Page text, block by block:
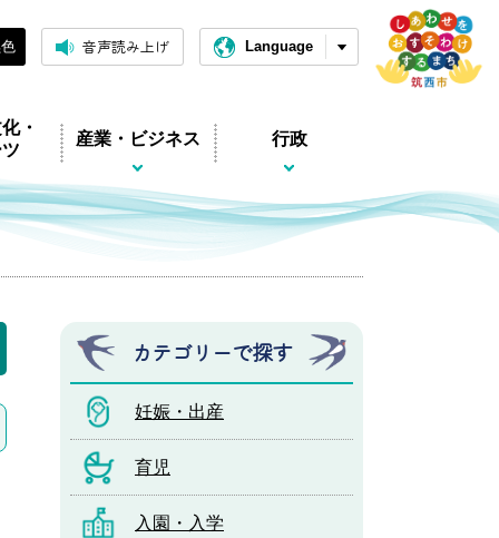
音声読み上げ Language
・
産業・ビジネス 行政
カテゴリーで探す
妊娠・出産
育児
入園・入学